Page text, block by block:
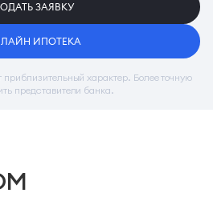
ЗАЯВКУ
ИПОТЕКА
характер. Более точную
представители банка.